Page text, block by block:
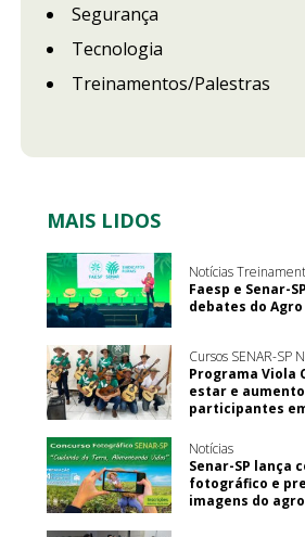
Segurança
Tecnologia
Treinamentos/Palestras
MAIS LIDOS
Notícias
Faesp e Senar-
debates do
Cursos SENAR-SP
Programa Viola
estar e
participantes
Notícias
Senar-SP lança
fotográfico e
imagens do agro